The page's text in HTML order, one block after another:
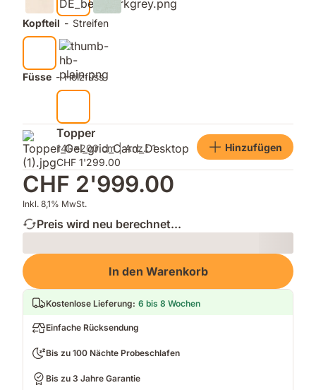
Kopfteil - Streifen
Füsse - Holzfüss
Topper
140x200 cm | Anz.: 1
CHF 1'299.00
Hinzufügen
CHF 2'999.00
Inkl. 8,1% MwSt.
Preis wird neu berechnet...
Loading
In den Warenkorb
Kostenlose Lieferung: 6 bis 8 Wochen
Einfache Rücksendung
Bis zu 100 Nächte Probeschlafen
Bis zu 3 Jahre Garantie